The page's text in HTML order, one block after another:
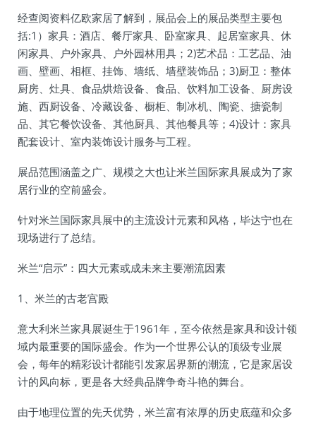
经查阅资料亿欧家居了解到，展品会上的展品类型主要包
括:1）家具：酒店、餐厅家具、卧室家具、起居室家具、休
闲家具、户外家具、户外园林用具；2)艺术品：工艺品、油
画、壁画、相框、挂饰、墙纸、墙壁装饰品；3)厨卫：整体
厨房、灶具、食品烘焙设备、食品、饮料加工设备、厨房设
施、西厨设备、冷藏设备、橱柜、制冰机、陶瓷、搪瓷制
品、其它餐饮设备、其他厨具、其他餐具等；4)设计：家具
配套设计、室内装饰设计服务与工程。
展品范围涵盖之广、规模之大也让米兰国际家具展成为了家
居行业的空前盛会。
针对米兰国际家具展中的主流设计元素和风格，毕达宁也在
现场进行了总结。
米兰“启示”：四大元素或成未来主要潮流因素
1、米兰的古老宫殿
意大利米兰家具展诞生于1961年，至今依然是家具和设计领
域内最重要的国际盛会。作为一个世界公认的顶级专业展
会，每年的精彩设计都能引发家居界新的潮流，它是家居设
计的风向标，更是各大经典品牌争奇斗艳的舞台。
由于地理位置的先天优势，米兰富有浓厚的历史底蕴和众多